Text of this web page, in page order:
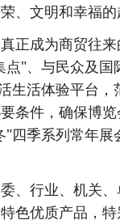
、文明和幸福的
正成为商贸往
点"、与民众及国
生活体验平台，
条件，确保博
"四季系列常年展
、行业、机关
色优质产品，特